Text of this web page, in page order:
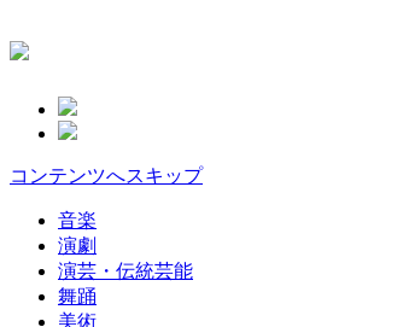
コンテンツへスキップ
音楽
演劇
演芸・伝統芸能
舞踊
美術